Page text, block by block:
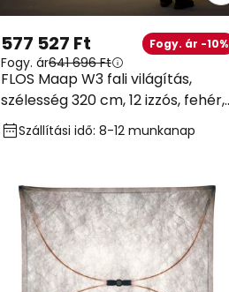
FLOS Maap W3 fali világítás,
szélesség 320 cm, 12 izzós, fehér,
E27
577 527 Ft Fogy. ár -10%
Fogy. ár641 696 Ft
Szállítási idő: 8-12 munkanap